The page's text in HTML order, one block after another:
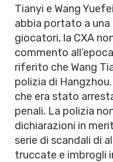
Tianyi e Wang
abbia portato a
giocatori, la CXA
commento
riferito che Wang
polizia di
che era stato
penali. La polizia
dichiarazioni in
serie di scandali di
truccate e imbrogli